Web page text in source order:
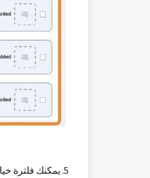
5. يمكنك فلترة خيارات محددة لرؤية وتعديل خياراتها